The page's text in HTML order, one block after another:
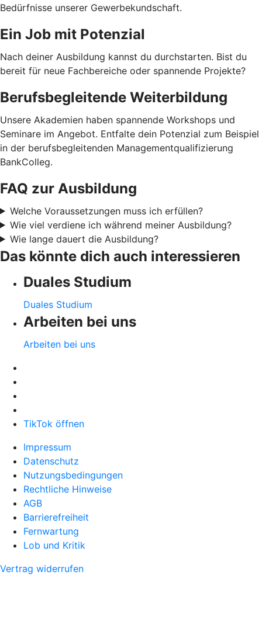
Bedürfnisse unserer Gewerbekundschaft.
Ein Job mit Potenzial
Nach deiner Ausbildung kannst du durchstarten. Bist du
bereit für neue Fachbereiche oder spannende Projekte?
Berufsbegleitende Weiterbildung
Unsere Akademien haben spannende Workshops und
Seminare im Angebot. Entfalte dein Potenzial zum Beispiel
in der berufsbegleitenden Managementqualifizierung
BankColleg.
FAQ zur Ausbildung
Welche Voraussetzungen muss ich erfüllen?
Wie viel verdiene ich während meiner Ausbildung?
Wie lange dauert die Ausbildung?
Das könnte dich auch interessieren
Duales Studium
Duales Studium
Arbeiten bei uns
Arbeiten bei uns
TikTok öffnen
Impressum
Datenschutz
Nutzungsbedingungen
Rechtliche Hinweise
AGB
Barrierefreiheit
Fernwartung
Lob und Kritik
Vertrag widerrufen